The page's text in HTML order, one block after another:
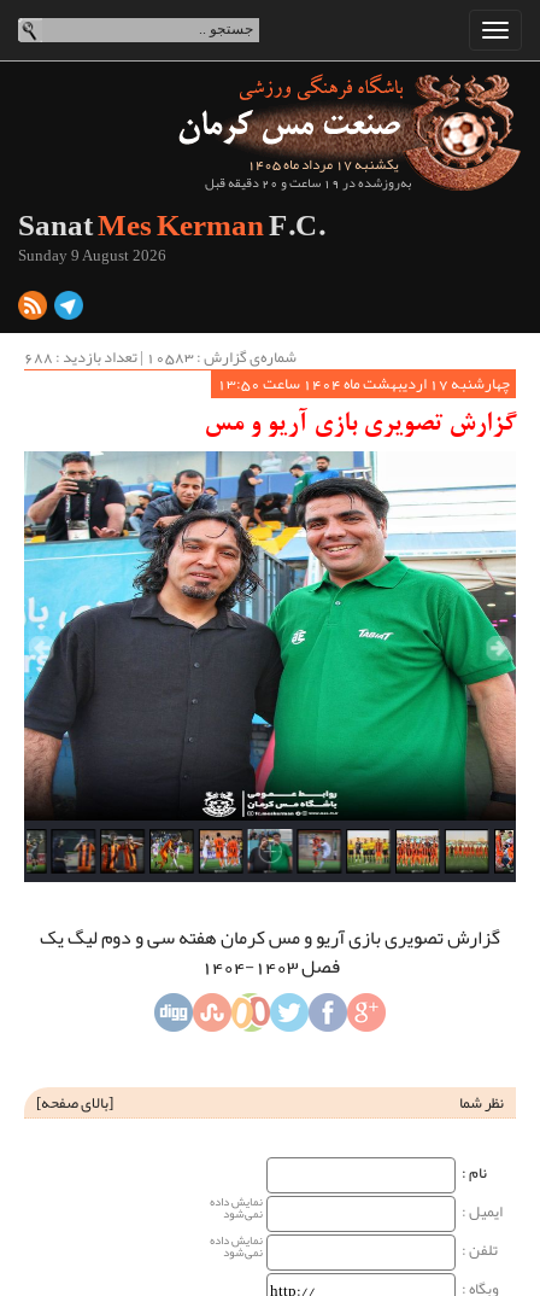
یکشنبه 17 مرداد ماه 1405
به‌روزشده در 19 ساعت و 20 دقیقه قبل
SanatMes KermanF.C.
Sunday 9 August 2026
شماره‌ی گزارش : ‌10583 | تعداد بازدید : 688
چهارشنبه 17 اردیبهشت ماه 1404 ساعت 13:50
گزارش تصویری بازی آریو و مس
گزارش تصویری بازی آریو و مس کرمان هفته سی و دوم لیگ یک
فصل 1403-1404
نظر شما [بالای صفحه]
نام‌ :
ایمیل :
نمایش داده
نمی‌شود
تلفن : نمایش داده
نمی‌شود
وبگاه‌ :